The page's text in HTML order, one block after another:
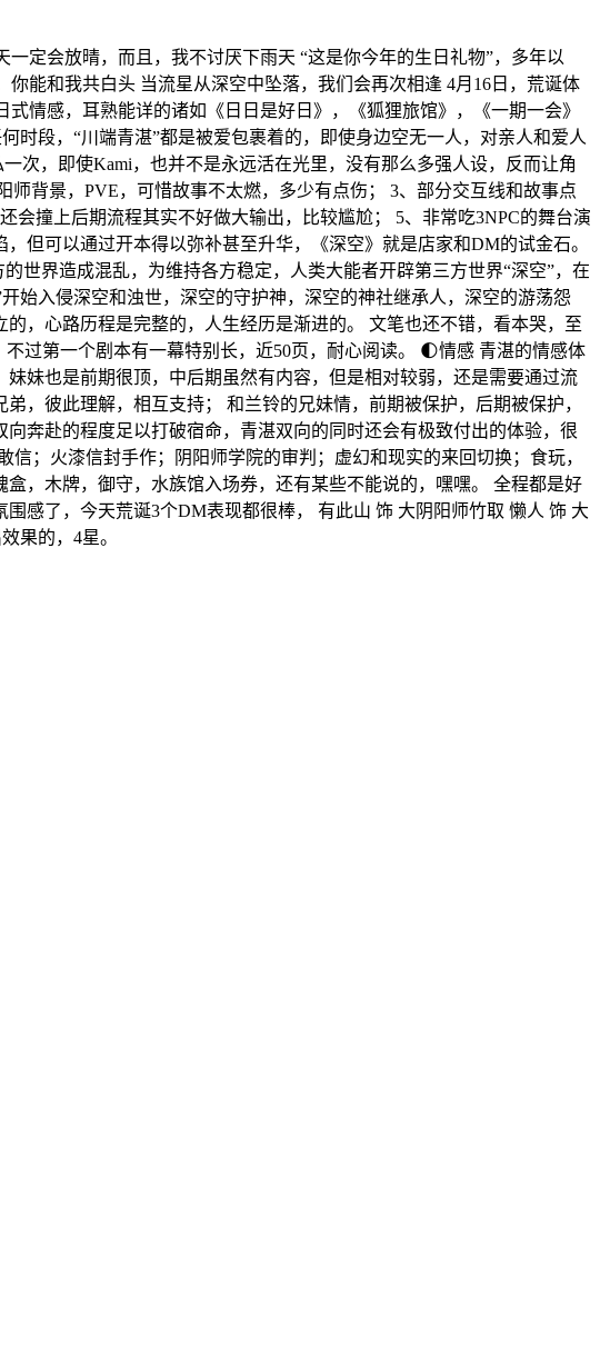
定会放晴，而且，我不讨厌下雨天 “这是你今年的生日礼物”，多年以
能和我共白头 当流星从深空中坠落，我们会再次相逢 4月16日，荒诞体
情感，耳熟能详的诸如《日日是好日》，《狐狸旅馆》，《一期一会》
时段，“川端青湛”都是被爱包裹着的，即使身边空无一人，对亲人和爱人
次，即使Kami，也并不是永远活在光里，没有那么多强人设，反而让角
背景，PVE，可惜故事不太燃，多少有点伤； 3、部分交互线和故事点
撞上后期流程其实不好做大输出，比较尴尬； 5、非常吃3NPC的舞台演
但可以通过开本得以弥补甚至升华，《深空》就是店家和DM的试金石。
世界造成混乱，为维持各方稳定，人类大能者开辟第三方世界“深空”，在
始入侵深空和浊世，深空的守护神，深空的神社继承人，深空的游荡怨
，心路历程是完整的，人生经历是渐进的。 文笔也还不错，看本哭，至
过第一个剧本有一幕特别长，近50页，耐心阅读。 🌓情感 青湛的情感体
妹也是前期很顶，中后期虽然有内容，但是相对较弱，还是需要通过流
，彼此理解，相互支持； 和兰铃的兄妹情，前期被保护，后期被保护，
奔赴的程度足以打破宿命，青湛双向的同时还会有极致付出的体验，很
；火漆信封手作；阴阳师学院的审判；虚幻和现实的来回切换；食玩，
，木牌，御守，水族馆入场券，还有某些不能说的，嘿嘿。 全程都是好
感了，今天荒诞3个DM表现都很棒， 有此山 饰 大阴阳师竹取 懒人 饰 大
果的，4星。